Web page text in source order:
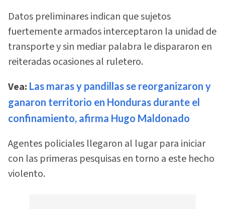
Datos preliminares indican que sujetos
fuertemente armados interceptaron la unidad de
transporte y sin mediar palabra le dispararon en
reiteradas ocasiones al ruletero.
Vea: Las maras y pandillas se reorganizaron y
ganaron territorio en Honduras durante el
confinamiento, afirma Hugo Maldonado
Agentes policiales llegaron al lugar para iniciar
con las primeras pesquisas en torno a este hecho
violento.